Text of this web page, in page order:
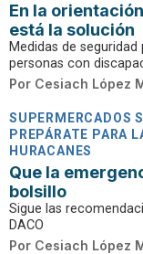
En la
está la solución
Medidas de
personas con
Por Cesiach López
SUPERMERCADOS
PREPÁRATE PARA
HURACANES
Que la
bolsillo
Sigue las
DACO
Por Cesiach López